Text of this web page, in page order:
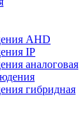
AHD
IP
аналоговая
гибридная